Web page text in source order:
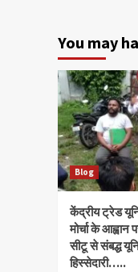
You may
Blog
केंद्रीय ट्रेड
मोर्चा के
सीटू से संबद्ध
हिस्सेदारी…..